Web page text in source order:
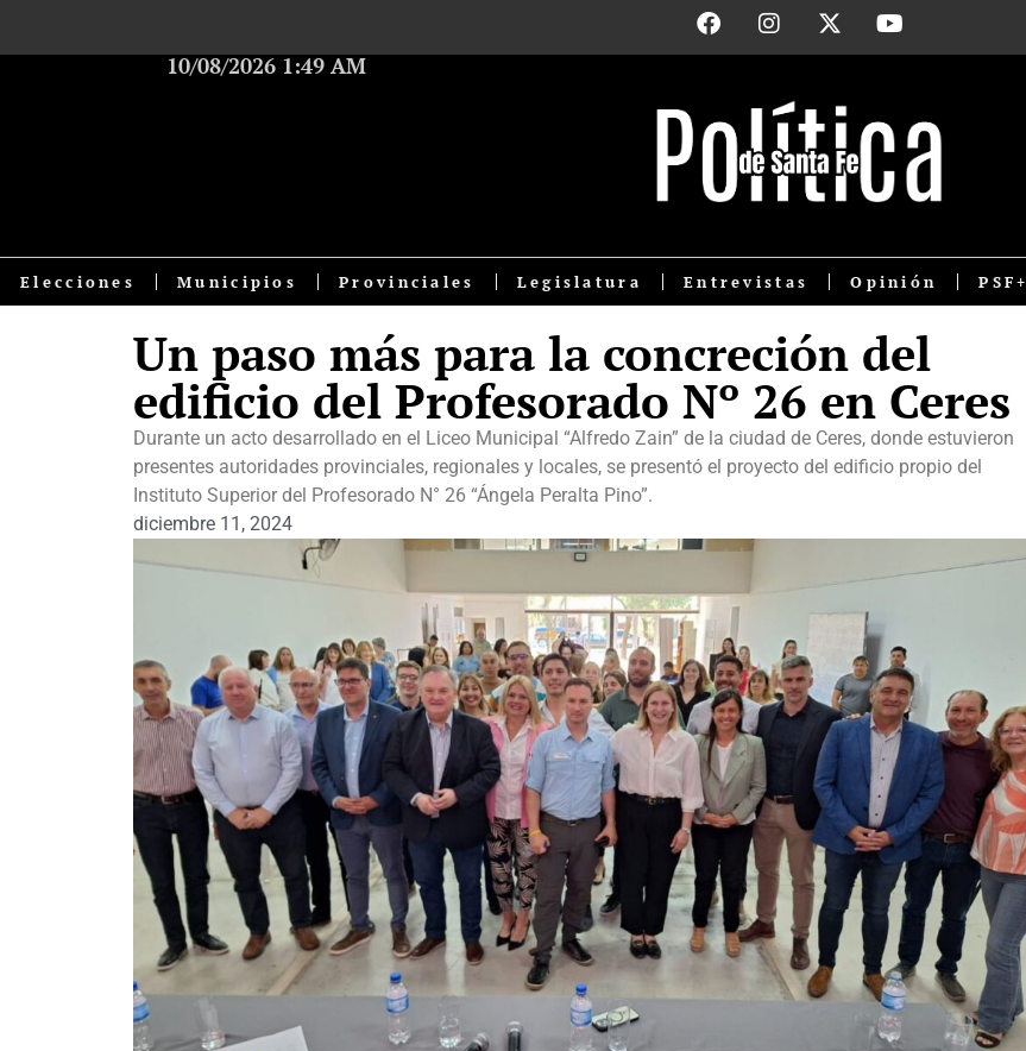
10/08/2026 1:49 AM
Elecciones Municipios Provinciales Legislatura Entrevistas Opinión PSF+
Un paso más para la concreción del
edificio del Profesorado Nº 26 en Ceres
Durante un acto desarrollado en el Liceo Municipal “Alfredo Zain” de la ciudad de Ceres, donde estuvieron
presentes autoridades provinciales, regionales y locales, se presentó el proyecto del edificio propio del
Instituto Superior del Profesorado N° 26 “Ángela Peralta Pino”.
diciembre 11, 2024